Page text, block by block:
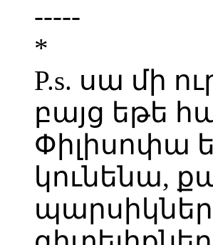
-----
*
P.s. սա մի
բայց եթե
Փիլիսոփա
կունենա,